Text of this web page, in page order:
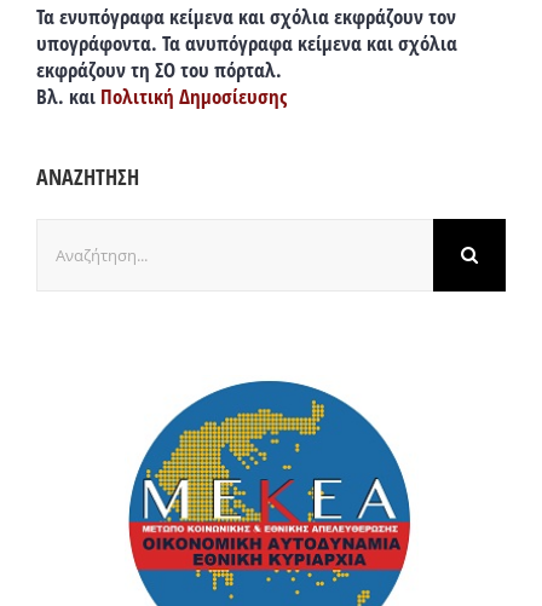
Τα ενυπόγραφα κείμενα και σχόλια εκφράζουν τον
υπογράφοντα. Τα ανυπόγραφα κείμενα και σχόλια
εκφράζουν τη ΣΟ του πόρταλ.
Βλ. και Πολιτική Δημοσίευσης
ΑΝΑΖΗΤΗΣΗ
για: